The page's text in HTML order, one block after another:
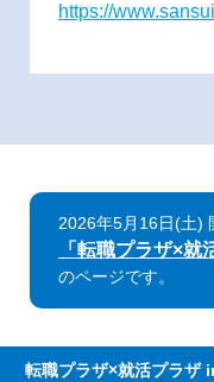
https://
2026年5月16日(土)
「転職プラザ×就
のページです。
転職プラザ×就活プラザ